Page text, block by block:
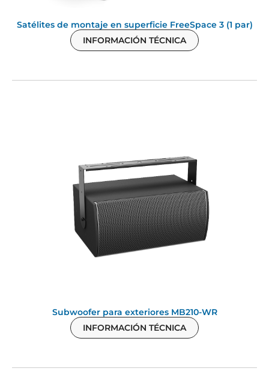
Satélites de montaje en superficie FreeSpace 3 (1 par)
INFORMACIÓN TÉCNICA
Subwoofer para exteriores MB210-WR
INFORMACIÓN TÉCNICA